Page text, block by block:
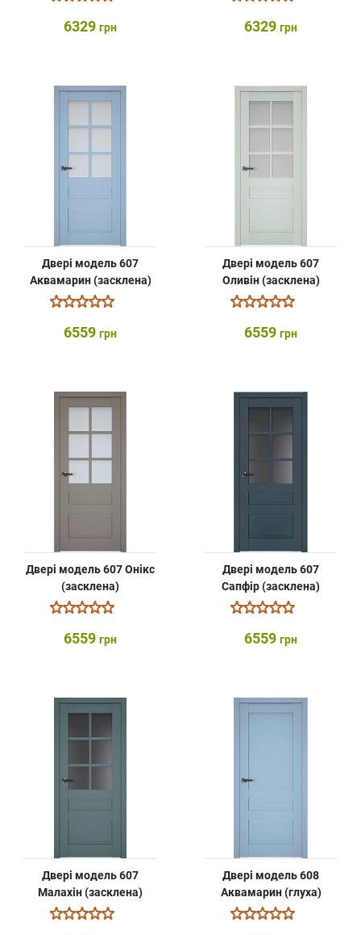
6329 грн 6329 грн
Двері модель 607
Аквамарин (засклена)
6559 грн
Двері модель 607
Оливін (засклена)
6559 грн
Двері модель 607 Онікс
(засклена)
6559 грн
Двері модель 607
Сапфір (засклена)
6559 грн
Двері модель 607
Малахін (засклена)
Двері модель 608
Аквамарин (глуха)